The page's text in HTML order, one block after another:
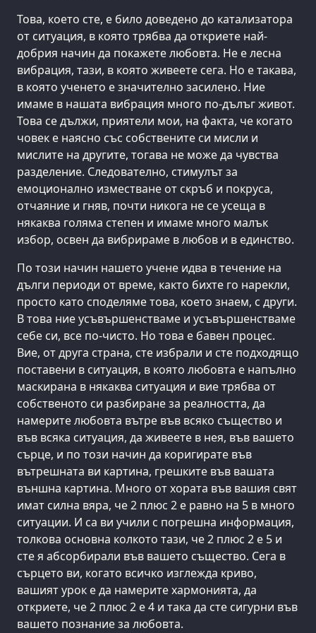
Това, което сте, е било доведено до катализатора
от ситуация, в която трябва да откриете най-
добрия начин да покажете любовта. Не е лесна
вибрация, тази, в която живеете сега. Но е такава,
в която ученето е значително засилено. Ние
имаме в нашата вибрация много по-дълъг живот.
Това се дължи, приятели мои, на факта, че когато
човек е наясно със собствените си мисли и
мислите на другите, тогава не може да чувства
разделение. Следователно, стимулът за
емоционално изместване от скръб и покруса,
отчаяние и гняв, почти никога не се усеща в
някаква голяма степен и имаме много малък
избор, освен да вибрираме в любов и в единство.
По този начин нашето учене идва в течение на
дълги периоди от време, както бихте го нарекли,
просто като споделяме това, което знаем, с други.
В това ние усъвършенстваме и усъвършенстваме
себе си, все по-чисто. Но това е бавен процес.
Вие, от друга страна, сте избрали и сте подходящо
поставени в ситуация, в която любовта е напълно
маскирана в някаква ситуация и вие трябва от
собственото си разбиране за реалността, да
намерите любовта вътре във всяко същество и
във всяка ситуация, да живеете в нея, във вашето
сърце, и по този начин да коригирате във
вътрешната ви картина, грешките във вашата
външна картина. Много от хората във вашия свят
имат силна вяра, че 2 плюс 2 е равно на 5 в много
ситуации. И са ви учили с погрешна информация,
толкова основна колкото тази, че 2 плюс 2 е 5 и
сте я абсорбирали във вашето същество. Сега в
сърцето ви, когато всичко изглежда криво,
вашият урок е да намерите хармонията, да
откриете, че 2 плюс 2 е 4 и така да сте сигурни във
вашето познание за любовта.